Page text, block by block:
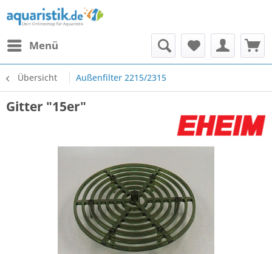
Menü
Übersicht Außenfilter 2215/2315
Gitter "15er"